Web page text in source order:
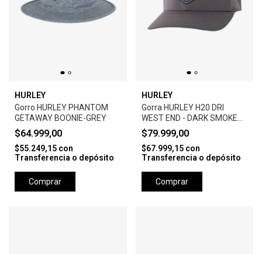
HURLEY
Gorro HURLEY PHANTOM
GETAWAY BOONIE-GREY
$64.999,00
$55.249,15 con
Transferencia o depósito
Comprar
HURLEY
Gorra HURLEY H20 DRI
WEST END - DARK SMOKE
GREY
$79.999,00
$67.999,15 con
Transferencia o depósito
Comprar